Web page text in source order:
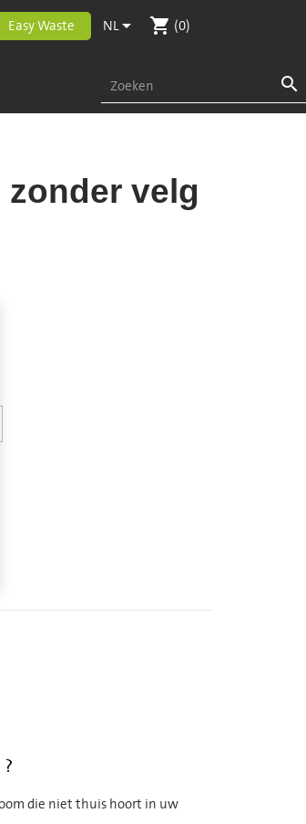
Easy Waste NL shopping_cart (0)

velg
die niet thuis hoort in uw